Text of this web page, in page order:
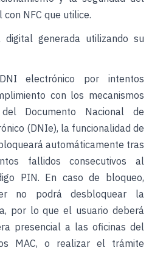
NFC que utilice.
digital generada utilizando su
electrónico por intentos
con los mecanismos
Documento Nacional de
(DNIe), la funcionalidad de
automáticamente tras
fallidos consecutivos al
PIN. En caso de bloqueo,
no podrá desbloquear la
por lo que el usuario deberá
presencial a las oficinas del
MAC, o realizar el trámite